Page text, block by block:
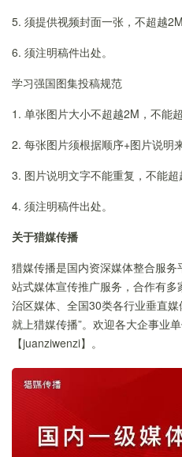
5. 须提供视频封面一张，不超越
6. 须注明稿件出处。
学习强国图集投稿规范
1. 单张图片大小不超越2M，不能
2. 每张图片须根据顺序+图片说明来
3. 图片说明文字不能重复，不能超
4. 须注明稿件出处。
关于猎媒传播
猎媒传播是国内资深媒体整合服
站式媒体宣传推广服务，合作有
治区媒体、全国30类各行业垂直媒
就上猎媒传播”。欢迎各大企事业
【juanziwenzi】。